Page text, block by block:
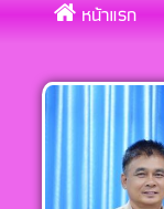
หน้าแรก